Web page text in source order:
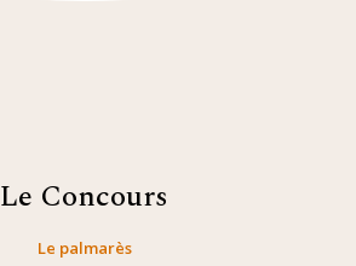
Le Concours
Le palmarès